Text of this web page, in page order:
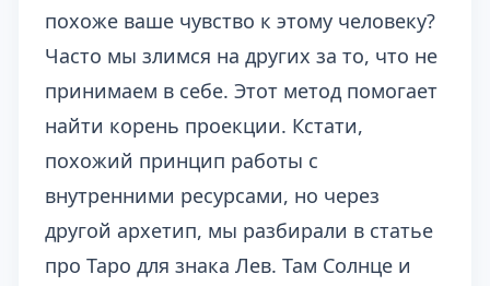
похоже ваше чувство к этому человеку?
Часто мы злимся на других за то, что не
принимаем в себе. Этот метод помогает
найти корень проекции. Кстати,
похожий принцип работы с
внутренними ресурсами, но через
другой архетип, мы разбирали в статье
про Таро для знака Лев. Там Солнце и